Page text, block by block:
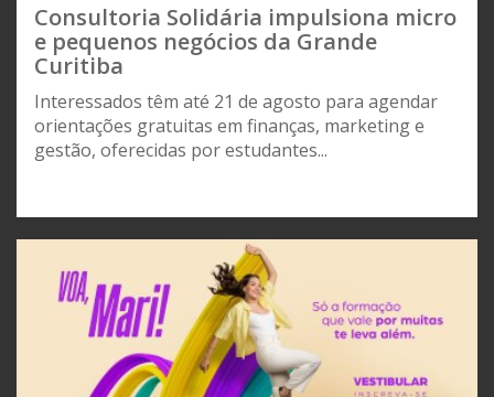
Consultoria Solidária impulsiona micro
e pequenos negócios da Grande
Curitiba
Interessados têm até 21 de agosto para agendar
orientações gratuitas em finanças, marketing e
gestão, oferecidas por estudantes...